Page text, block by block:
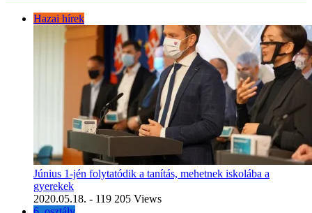
Hazai hírek
Június 1-jén folytatódik a tanítás, mehetnek iskolába a
gyerekek
2020.05.18. - 119 205 Views